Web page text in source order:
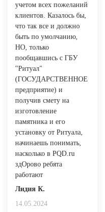
учетом всех пожеланий
клиентов. Казалось бы,
что так все и должно
быть по умолчанию,
НО, только
пообщавшись с ГБУ
"Ритуал"
(ГОСУДАРСТВЕННОЕ
предприятие) и
получив смету на
изготовление
памятника и его
установку от Ритуала,
начинаешь понимать,
насколько в PQD.ru
здОрово ребята
работают
Лидия К.
14.05.2024